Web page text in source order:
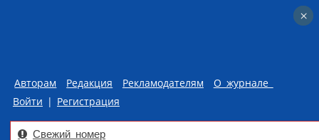
Авторам Редакция Рекламодателям
О журнале
Войти | Регистрация
Свежий номер
×
×